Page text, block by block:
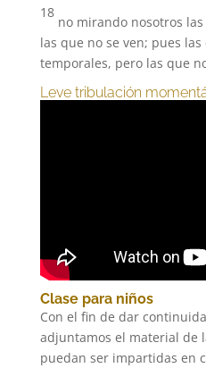
18
no mirando nosotros
las que no se ven; pues las
temporales, pero las que
Leve tribulación
Clase para niños
Con el fin de dar
adjuntamos el material de
puedan ser impartidas en